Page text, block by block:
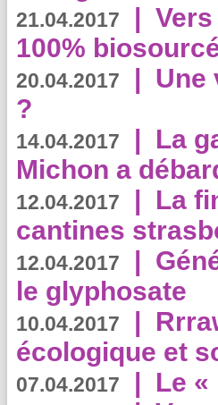
21.04.2017 |
100%
20.04.2017 | Une
?
14.04.2017 | La
Michon a
12.04.2017 | La
cantines
12.04.2017 |
le glyphosate
10.04.2017 |
écologique et
07.04.2017 | Le